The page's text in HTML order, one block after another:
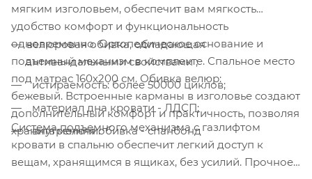
мягким изголовьем, обеспечит вам мягкость
удобство комфорт и функциональность
одновременно. Ортопедическое основание и
подъемный механизм в комплекте. Спальное место
под матрас 160х200 см. Обивка велюр:
бежевый. Встроенные карманы в изголовье создают
дополнительный комфорт и практичность, позволяя
хранить мелочи.
велюровая обивка, обладающая
антивандальными свойствами ;
истираемость: более 50000 циклов;
материал дна кровати - ЛДСП;
внутренняя обивка - спанбонд
Система подъемного механизма с газлифтом
кровати в спальню обеспечит легкий доступ к
вещам, хранящимся в ящиках, без усилий. Прочное